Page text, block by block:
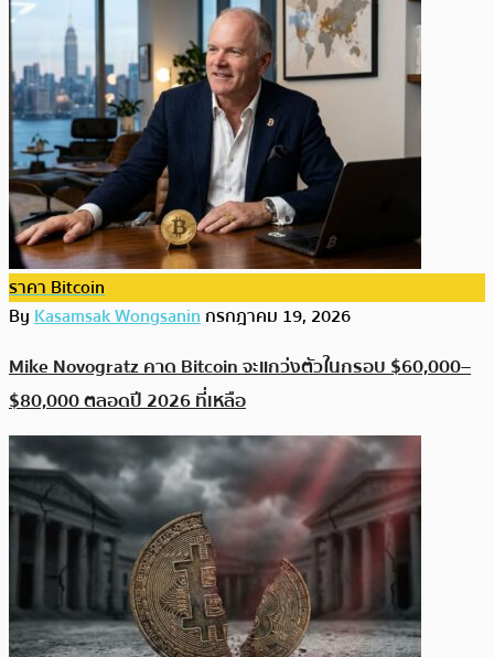
ราคา Bitcoin
ByKasamsak Wongsaninกรกฎาคม 19, 2026
Mike Novogratz คาด Bitcoin จะแกว่งตัวในกรอบ $60,000–
$80,000 ตลอดปี 2026 ที่เหลือ